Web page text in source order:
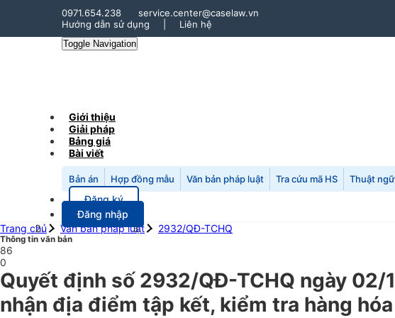
0971.654.238
service.center@caselaw.vn
Hướng dẫn sử dụng
Liên hệ
Toggle Navigation
Giới thiệu
Giải pháp
Bảng giá
Bài viết
Bản án Hợp đồng mẫu Văn bản pháp luật Tra cứu mã HS Thuật
Đăng ký
Đăng nhập
Trang chủ
Văn bản pháp luật 2932/QĐ-TCHQ
Thông tin văn bản
86
0
Quyết định số 2932/QĐ-TCHQ ngày
nhận địa điểm tập kết, kiểm tra hàng